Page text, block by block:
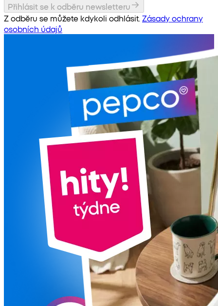
Přihlásit se k odběru newsletteru
Z odběru se můžete kdykoli odhlásit. Zásady ochrany
osobních údajů